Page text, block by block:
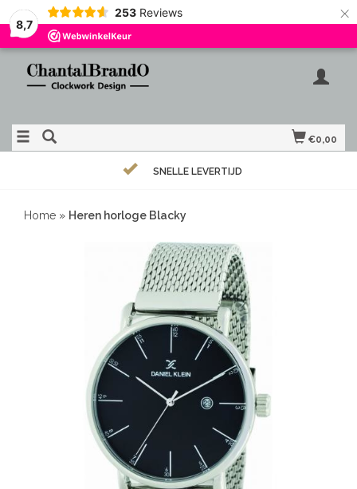
8,7
253 Reviews ×
€0,00
SNELLE LEVERTIJD
Home » Heren horloge Blacky